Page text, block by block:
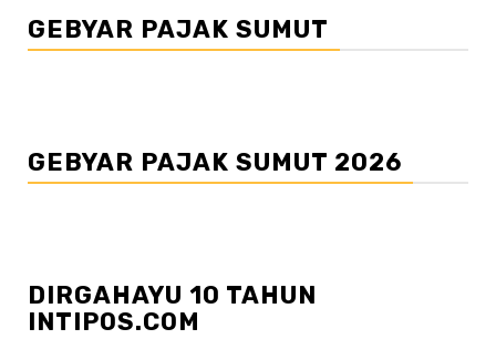
GEBYAR PAJAK SUMUT
GEBYAR PAJAK SUMUT 2026
DIRGAHAYU 10 TAHUN
INTIPOS.COM